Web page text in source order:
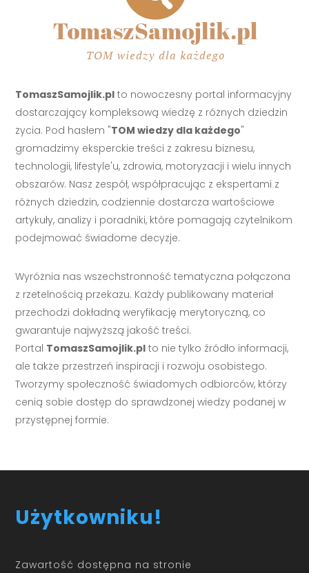
TomaszSamojlik.pl to nowoczesny portal informacyjny
dostarczający kompleksową wiedzę z różnych dziedzin
życia. Pod hasłem "TOM wiedzy dla każdego"
gromadzimy eksperckie treści z zakresu biznesu,
technologii, lifestyle'u, zdrowia, motoryzacji i wielu innych
obszarów. Nasz zespół, współpracując z ekspertami z
różnych dziedzin, codziennie dostarcza wartościowe
artykuły, analizy i poradniki, które pomagają czytelnikom
podejmować świadome decyzje.
Wyróżnia nas wszechstronność tematyczna połączona
z rzetelnością przekazu. Każdy publikowany materiał
przechodzi dokładną weryfikację merytoryczną, co
gwarantuje najwyższą jakość treści.
Portal TomaszSamojlik.pl to nie tylko źródło informacji,
ale także przestrzeń inspiracji i rozwoju osobistego.
Tworzymy społeczność świadomych odbiorców, którzy
cenią sobie dostęp do sprawdzonej wiedzy podanej w
przystępnej formie.
Użytkowniku!
Zawartość dostępna na stronie